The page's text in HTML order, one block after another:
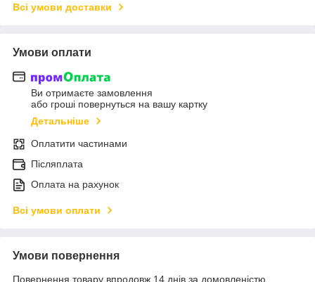
Всі умови доставки
Умови оплати
Ви отримаєте замовлення
або гроші повернуться на вашу картку
Детальніше
Оплатити частинами
Післяплата
Оплата на рахунок
Всі умови оплати
Умови повернення
Повернення товару впродовж 14 днів за домовленістю